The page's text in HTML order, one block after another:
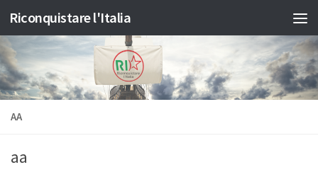
Salta al contenuto
Riconquistare l'Italia
AA
aa